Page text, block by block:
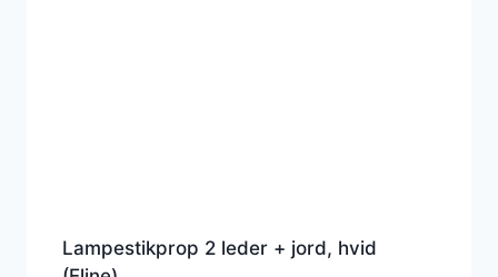
Lampestikprop 2 leder + jord, hvid